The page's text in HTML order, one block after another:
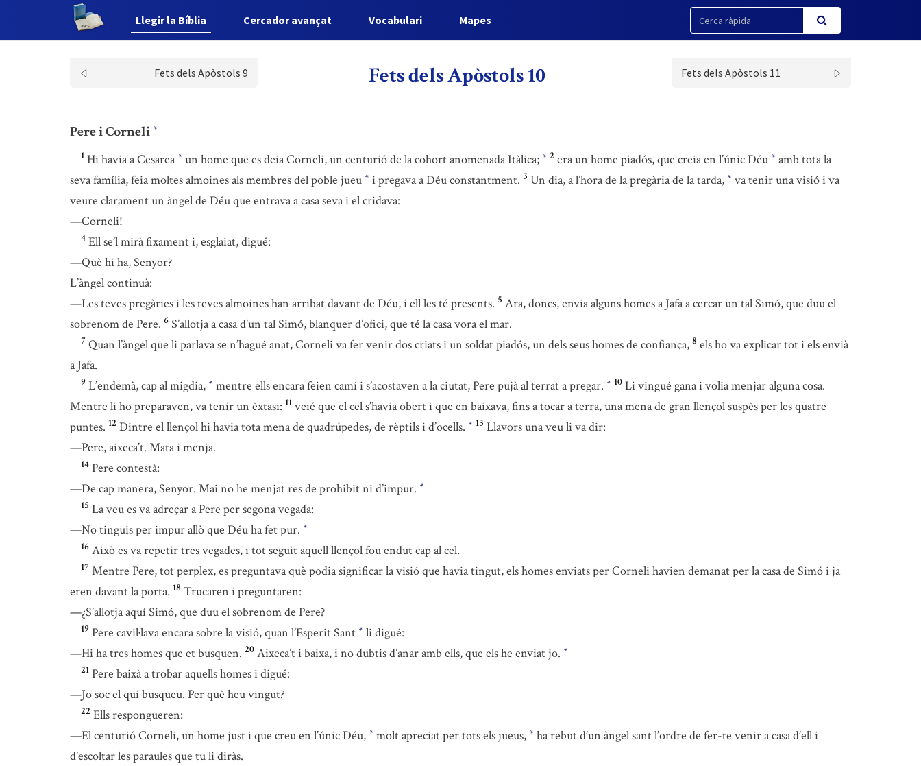
Llegir la Bíblia Cercador avançat Vocabulari Mapes
Fets dels Apòstols 9 Fets dels Apòstols 10 Fets dels Apòstols 11
Pere i Corneli *
1 Hi havia a Cesarea * un home que es deia Corneli, un centurió de la cohort anomenada Itàlica; * 2 era un home piadós, que creia en l’únic Déu * amb tota la
seva família, feia moltes almoines als membres del poble jueu * i pregava a Déu constantment. 3 Un dia, a l’hora de la pregària de la tarda, * va tenir una visió i va
veure clarament un àngel de Déu que entrava a casa seva i el cridava:
—Corneli!
4 Ell se’l mirà fixament i, esglaiat, digué:
—Què hi ha, Senyor?
L’àngel continuà:
—Les teves pregàries i les teves almoines han arribat davant de Déu, i ell les té presents. 5 Ara, doncs, envia alguns homes a Jafa a cercar un tal Simó, que duu el
sobrenom de Pere. 6 S’allotja a casa d’un tal Simó, blanquer d’ofici, que té la casa vora el mar.
7 Quan l’àngel que li parlava se n’hagué anat, Corneli va fer venir dos criats i un soldat piadós, un dels seus homes de confiança, 8 els ho va explicar tot i els envià
a Jafa.
9 L’endemà, cap al migdia, * mentre ells encara feien camí i s’acostaven a la ciutat, Pere pujà al terrat a pregar. * 10 Li vingué gana i volia menjar alguna cosa.
Mentre li ho preparaven, va tenir un èxtasi: 11 veié que el cel s’havia obert i que en baixava, fins a tocar a terra, una mena de gran llençol suspès per les quatre
puntes. 12 Dintre el llençol hi havia tota mena de quadrúpedes, de rèptils i d’ocells. * 13 Llavors una veu li va dir:
—Pere, aixeca’t. Mata i menja.
14 Pere contestà:
—De cap manera, Senyor. Mai no he menjat res de prohibit ni d’impur. *
15 La veu es va adreçar a Pere per segona vegada:
—No tinguis per impur allò que Déu ha fet pur. *
16 Això es va repetir tres vegades, i tot seguit aquell llençol fou endut cap al cel.
17 Mentre Pere, tot perplex, es preguntava què podia significar la visió que havia tingut, els homes enviats per Corneli havien demanat per la casa de Simó i ja
eren davant la porta. 18 Trucaren i preguntaren:
—¿S’allotja aquí Simó, que duu el sobrenom de Pere?
19 Pere cavil·lava encara sobre la visió, quan l’Esperit Sant * li digué:
—Hi ha tres homes que et busquen. 20 Aixeca’t i baixa, i no dubtis d’anar amb ells, que els he enviat jo. *
21 Pere baixà a trobar aquells homes i digué:
—Jo soc el qui busqueu. Per què heu vingut?
22 Ells respongueren:
—El centurió Corneli, un home just i que creu en l’únic Déu, * molt apreciat per tots els jueus, * ha rebut d’un àngel sant l’ordre de fer-te venir a casa d’ell i
d’escoltar les paraules que tu li diràs.